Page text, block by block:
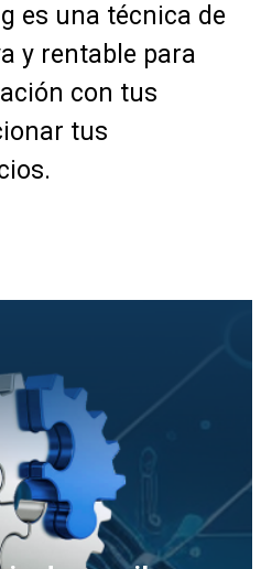
es una técnica de
y rentable para
con tus
tus